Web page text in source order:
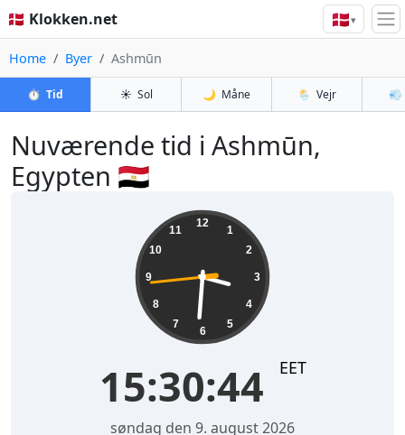
🇩🇰 Klokken.net 🇩🇰▾
Home Byer Ashmūn
⏱️ Tid ☀️ Sol 🌙 Måne 🌦️ Vejr 💨
Nuværende tid i Ashmūn,
Egypten 🇪🇬
12
1
2
3
4
5
6
7
8
9
10
11
15:30:44 EET
søndag den 9. august 2026